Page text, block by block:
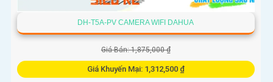
DH-T5A-PV CAMERA WIFI DAHUA
Giá Bán: 1,875,000 ₫
Giá Khuyến Mại: 1,312,500 ₫